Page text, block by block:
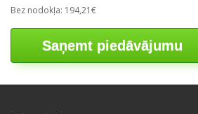
Bez nodokļa: 194,21€
Saņemt piedāvājumu